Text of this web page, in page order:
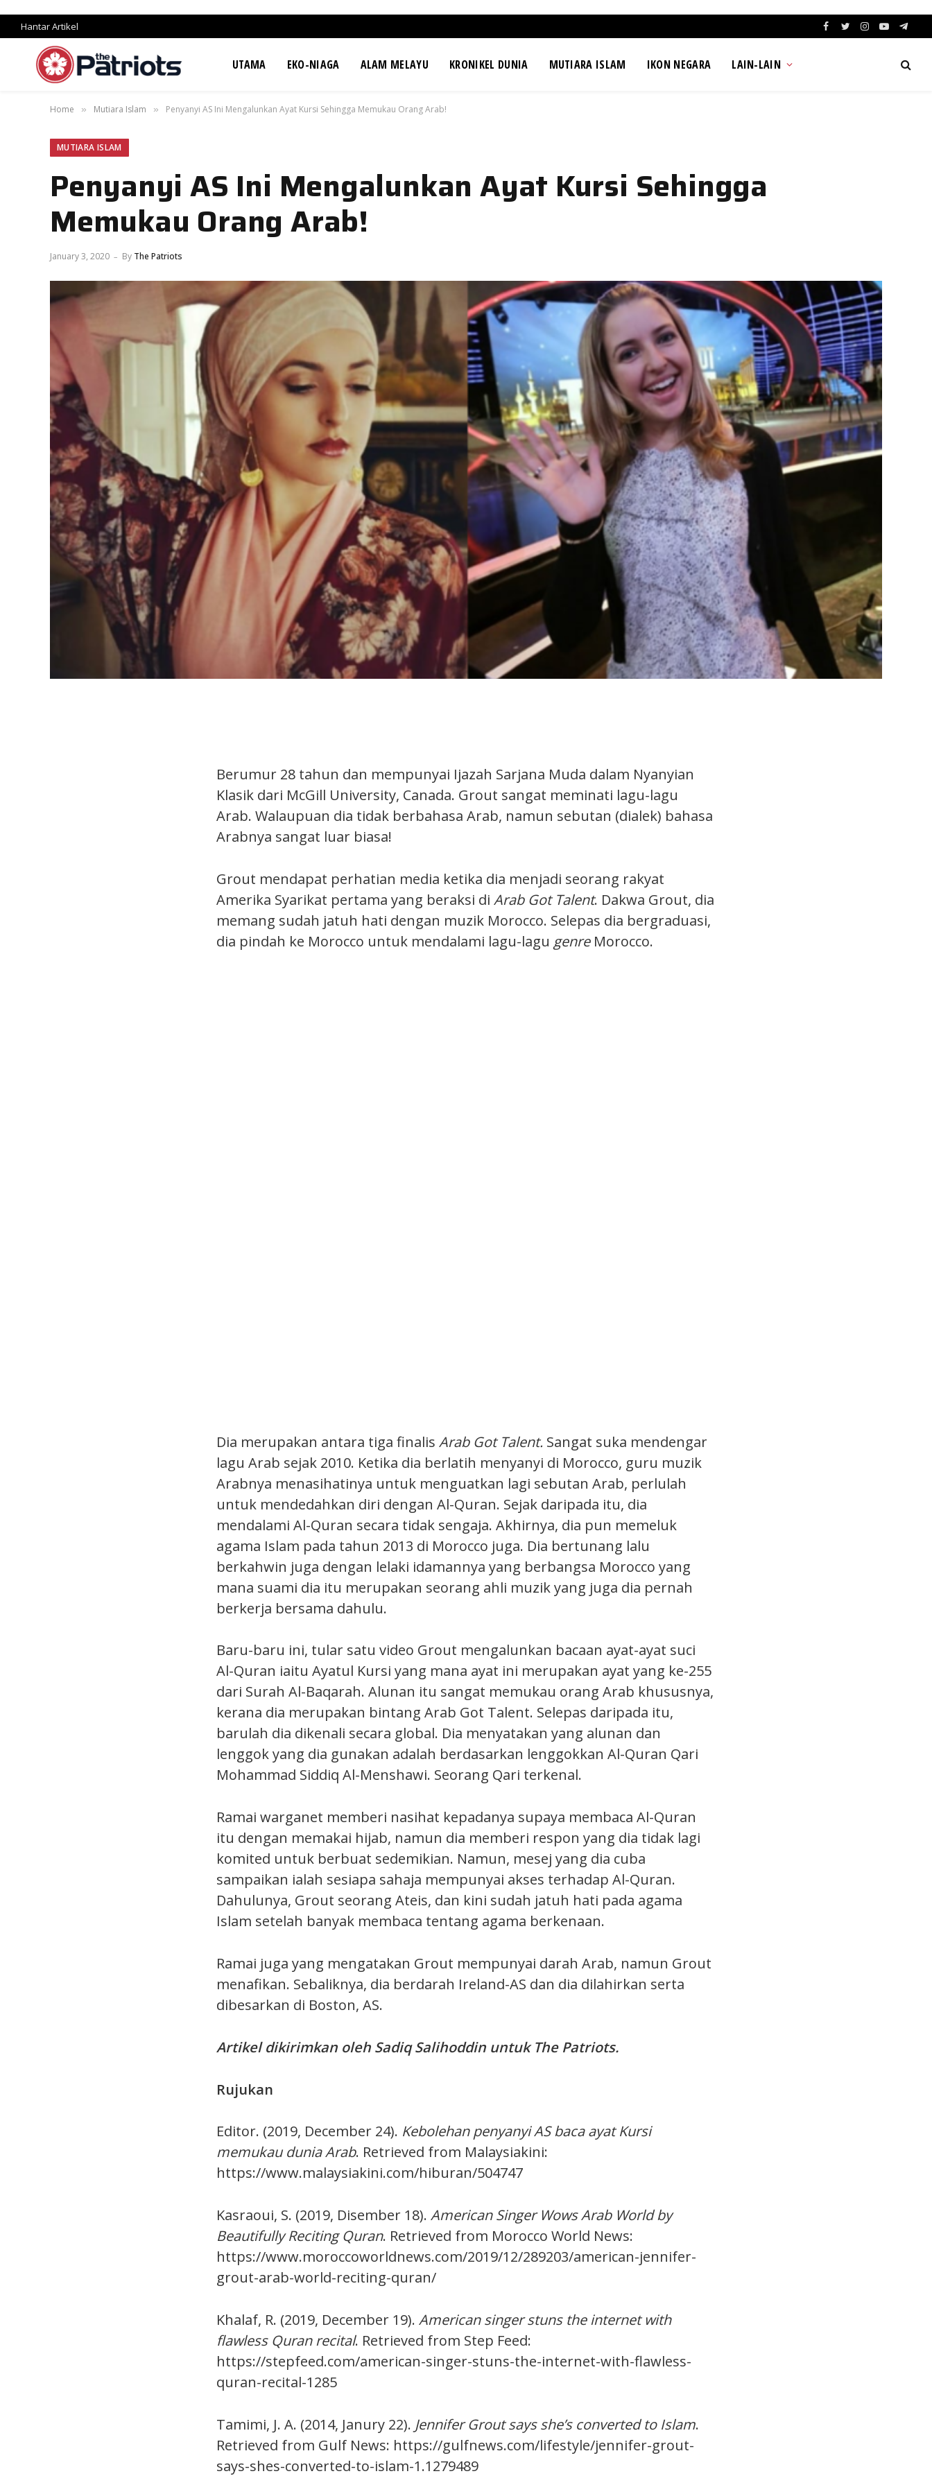
Hantar Artikel Facebook
TwitterInstagram
YouTube
UTAMA EKO-NIAGA ALAM MELAYU KRONIKEL DUNIA MUTIARA ISLAM IKON NEGARA LAIN-LAIN
Home » Mutiara Islam » Penyanyi AS Ini Mengalunkan Ayat Kursi Sehingga Memukau Orang Arab!
MUTIARA ISLAM
Penyanyi AS Ini Mengalunkan Ayat Kursi Sehingga
Memukau Orang Arab!
January 3, 2020 By The Patriots
Berumur 28 tahun dan mempunyai Ijazah Sarjana Muda dalam Nyanyian
Klasik dari McGill University, Canada. Grout sangat meminati lagu-lagu
Arab. Walaupuan dia tidak berbahasa Arab, namun sebutan (dialek) bahasa
Arabnya sangat luar biasa!
Grout mendapat perhatian media ketika dia menjadi seorang rakyat
Amerika Syarikat pertama yang beraksi di Arab Got Talent. Dakwa Grout, dia
memang sudah jatuh hati dengan muzik Morocco. Selepas dia bergraduasi,
dia pindah ke Morocco untuk mendalami lagu-lagu genreMorocco.
Dia merupakan antara tiga finalis Arab Got Talent. Sangat suka mendengar
lagu Arab sejak 2010. Ketika dia berlatih menyanyi di Morocco, guru muzik
Arabnya menasihatinya untuk menguatkan lagi sebutan Arab, perlulah
untuk mendedahkan diri dengan Al-Quran. Sejak daripada itu, dia
mendalami Al-Quran secara tidak sengaja. Akhirnya, dia pun memeluk
agama Islam pada tahun 2013 di Morocco juga. Dia bertunang lalu
berkahwin juga dengan lelaki idamannya yang berbangsa Morocco yang
mana suami dia itu merupakan seorang ahli muzik yang juga dia pernah
berkerja bersama dahulu.
Baru-baru ini, tular satu video Grout mengalunkan bacaan ayat-ayat suci
Al-Quran iaitu Ayatul Kursi yang mana ayat ini merupakan ayat yang ke-255
dari Surah Al-Baqarah. Alunan itu sangat memukau orang Arab khususnya,
kerana dia merupakan bintang Arab Got Talent. Selepas daripada itu,
barulah dia dikenali secara global. Dia menyatakan yang alunan dan
lenggok yang dia gunakan adalah berdasarkan lenggokkan Al-Quran Qari
Mohammad Siddiq Al-Menshawi. Seorang Qari terkenal.
Ramai warganet memberi nasihat kepadanya supaya membaca Al-Quran
itu dengan memakai hijab, namun dia memberi respon yang dia tidak lagi
komited untuk berbuat sedemikian. Namun, mesej yang dia cuba
sampaikan ialah sesiapa sahaja mempunyai akses terhadap Al-Quran.
Dahulunya, Grout seorang Ateis, dan kini sudah jatuh hati pada agama
Islam setelah banyak membaca tentang agama berkenaan.
Ramai juga yang mengatakan Grout mempunyai darah Arab, namun Grout
menafikan. Sebaliknya, dia berdarah Ireland-AS dan dia dilahirkan serta
dibesarkan di Boston, AS.
Artikel dikirimkan oleh Sadiq Salihoddin untuk The Patriots.
Rujukan
Editor. (2019, December 24). Kebolehan penyanyi AS baca ayat Kursi
memukau dunia Arab. Retrieved from Malaysiakini:
https://www.malaysiakini.com/hiburan/504747
Kasraoui, S. (2019, Disember 18). American Singer Wows Arab World by
Beautifully Reciting Quran. Retrieved from Morocco World News:
https://www.moroccoworldnews.com/2019/12/289203/american-jennifer-
grout-arab-world-reciting-quran/
Khalaf, R. (2019, December 19). American singer stuns the internet with
flawless Quran recital. Retrieved from Step Feed:
https://stepfeed.com/american-singer-stuns-the-internet-with-flawless-
quran-recital-1285
Tamimi, J. A. (2014, Janury 22). Jennifer Grout says she’s converted to Islam.
Retrieved from Gulf News: https://gulfnews.com/lifestyle/jennifer-grout-
says-shes-converted-to-islam-1.1279489